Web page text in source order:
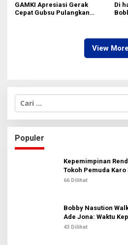
GAMKI Apresiasi Gerak
Cepat Gubsu Pulangkan
Di
View More
C
i
u
n
t
Populer
Kepemimpinan
Tokoh Pemuda
Medan
66 Dilihat
Bobby Nasution
Ade Jona: Waktu
Terbuang Sia-sia
43 Dilihat